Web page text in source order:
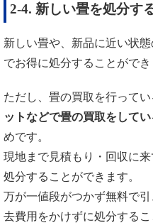
2-4. 新しい畳を処分す
新しい畳や、新品に近い状
でお得に処分することができ
ただし、畳の買取を行って
ットなどで畳の買取をして
めです。
現地まで見積もり・回収に
処分することができます。
万が一値段がつかず無料で
去費用をかけずに処分するこ